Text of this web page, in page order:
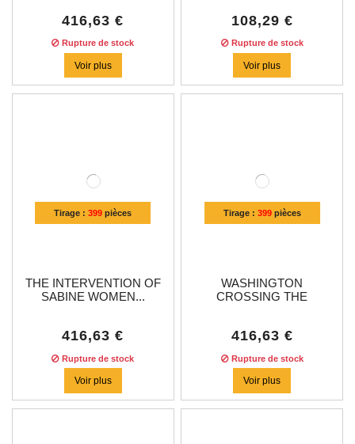
416,63 €
Rupture de stock
Voir plus
108,29 €
Rupture de stock
Voir plus
Tirage :399 pièces
THE INTERVENTION OF
SABINE WOMEN...
416,63 €
Rupture de stock
Voir plus
Tirage : 399pièces
WASHINGTON
CROSSING THE
416,63 €
Rupture de stock
Voir plus